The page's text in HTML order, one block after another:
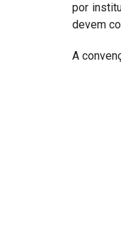
por
devem
A